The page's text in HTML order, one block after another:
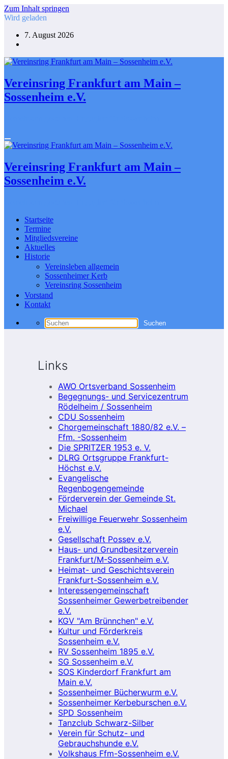
Zum Inhalt springen
Wird geladen
7. August 2026
Vereinsring Frankfurt am Main –
Sossenheim e.V.
Vereinsring Frankfurt am Main –
Sossenheim e.V.
Startseite
Termine
Mitgliedsvereine
Aktuelles
Historie
Vereinsleben allgemein
Sossenheimer Kerb
Vereinsring Sossenheim
Vorstand
Kontakt
Links
AWO Ortsverband Sossenheim
Begegnungs- und Servicezentrum
Rödelheim / Sossenheim
CDU Sossenheim
Chorgemeinschaft 1880/82 e.V. –
Ffm. -Sossenheim
Die SPRITZER 1953 e. V.
DLRG Ortsgruppe Frankfurt-
Höchst e.V.
Evangelische
Regenbogengemeinde
Förderverein der Gemeinde St.
Michael
Freiwillige Feuerwehr Sossenheim
e.V.
Gesellschaft Possev e.V.
Haus- und Grundbesitzerverein
Frankfurt/M-Sossenheim e.V.
Heimat- und Geschichtsverein
Frankfurt-Sossenheim e.V.
Interessengemeinschaft
Sossenheimer Gewerbetreibender
e.V.
KGV "Am Brünnchen" e.V.
Kultur und Förderkreis
Sossenheim e.V.
RV Sossenheim 1895 e.V.
SG Sossenheim e.V.
SOS Kinderdorf Frankfurt am
Main e.V.
Sossenheimer Bücherwurm e.V.
Sossenheimer Kerbeburschen e.V.
SPD Sossenheim
Tanzclub Schwarz-Silber
Verein für Schutz- und
Gebrauchshunde e.V.
Volkshaus Ffm-Sossenheim e.V.